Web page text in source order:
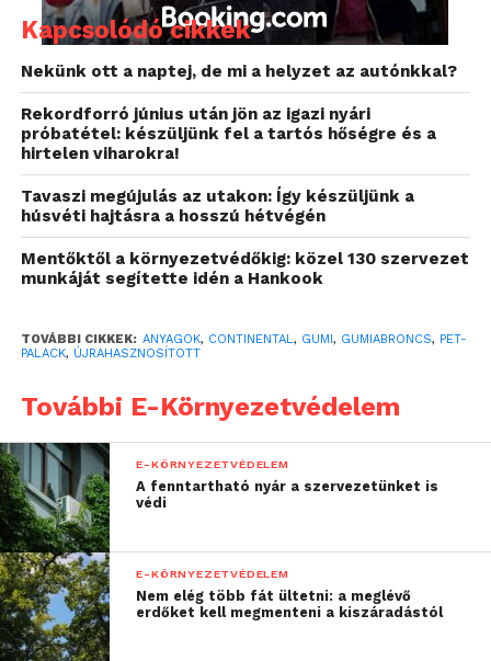
gumi, illetve az újrahasznosított PET-palackok.
Claus Petschick, a Continental Tires
fenntarthatósági részlegének vezetője
egyértelműen fogalmaz a Continental küldetését
illetően:
„A Continental jó úton
halad abba az irányba,
hogy a fenntarthatóság
gumiabroncsipar
legfejlettebb
gyártóvállalatává váljon.
Célunk, hogy legkésőbb
2050-re 100 százalékban
fenntartható anyagokat
használjunk az
abroncstermékeinkben.”
Majd hozzáteszi:
Kapcsolódó cikkek
Nekünk ott a naptej, de mi a helyzet az autónkkal?
Rekordforró június után jön az igazi nyári
próbatétel: készüljünk fel a tartós hőségre és a
hirtelen viharokra!
Tavaszi megújulás az utakon: Így készüljünk a
húsvéti hajtásra a hosszú hétvégén
Mentőktől a környezetvédőkig: közel 130 szervezet
munkáját segítette idén a Hankook
TOVÁBBI CIKKEK: ANYAGOK, CONTINENTAL, GUMI, GUMIABRONCS, PET-
PALACK, ÚJRAHASZNOSÍTOTT
További E-Környezetvédelem
E-KÖRNYEZETVÉDELEM
A fenntartható nyár a szervezetünket is
védi
E-KÖRNYEZETVÉDELEM
Nem elég több fát ültetni: a meglévő
erdőket kell megmenteni a kiszáradástól